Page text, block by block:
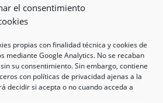
el consentimiento
propias con finalidad técnica y cookies de
mediante Google Analytics. No se recaban
su consentimiento. Sin embargo, contiene
con políticas de privacidad ajenas a la
decidir si acepta o no cuando acceda a